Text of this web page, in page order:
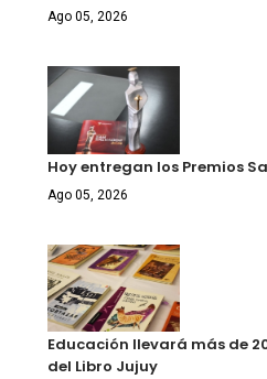
Ago 05, 2026
Hoy entregan los Premios
Ago 05, 2026
Educación llevará más de
del Libro Jujuy